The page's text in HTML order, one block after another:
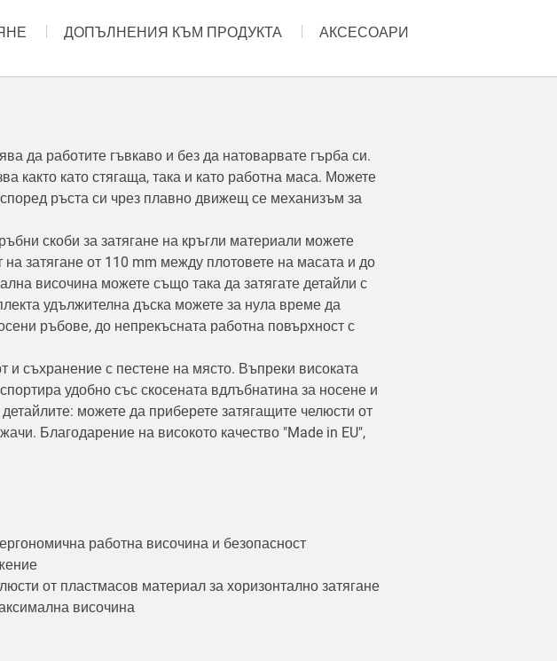
ДОПЪЛНЕНИЯ КЪМ ПРОДУКТА
АКСЕСОАРИ
да работите гъвкаво и без да натоварвате гърба си.
както като стягаща, така и като работна маса. Можете
ръста си чрез плавно движещ се механизъм за
скоби за затягане на кръгли материали можете
затягане от 110 mm между плотовете на масата и до
височина можете също така да затягате детайли с
удължителна дъска можете за нула време да
ръбове, до непрекъсната работна повърхност с
и съхранение с пестене на място. Въпреки високата
удобно със скосената вдлъбнатина за носене и
можете да приберете затягащите челюсти от
Благодарение на високото качество "Made in EU",
работна височина и безопасност
от пластмасов материал за хоризонтално затягане
височина